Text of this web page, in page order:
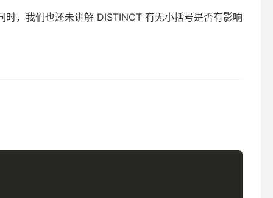
，我们也还未讲解 DISTINCT 有无小括号是否有影响